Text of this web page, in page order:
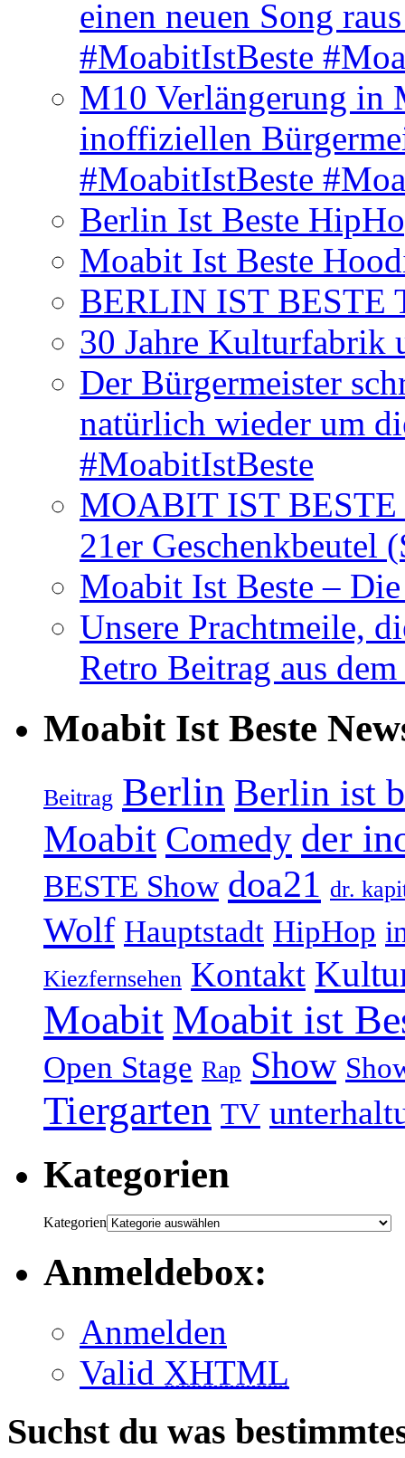
einen neuen Song
#MoabitIstBeste
M10 Verlängerung in
inoffiziellen
#MoabitIstBeste
Berlin Ist Beste
Moabit Ist Beste
BERLIN IST BESTE
30 Jahre Kulturfabrik
Der Bürgermeister
natürlich wieder um
#MoabitIstBeste
MOABIT IST BESTE
21er Geschenkbeutel
Moabit Ist Beste –
Unsere Prachtmeile,
Retro Beitrag aus
Moabit Ist Beste
Beitrag Berlin Berlin ist
Moabit Comedy der
BESTE Show doa21 dr.
Wolf Hauptstadt HipHop
Kiezfernsehen Kontakt
Moabit Moabit ist
Open Stage Rap Show
Tiergarten TV
Kategorien
Kategorien
Anmeldebox:
Anmelden
Valid XHTML
Suchst du was